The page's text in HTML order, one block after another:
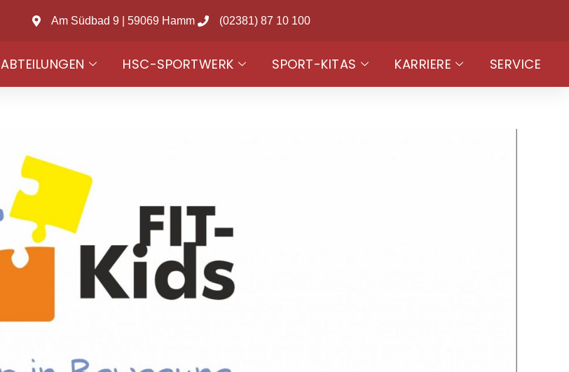
Am Südbad 9 | 59069 Hamm (02381) 87 10 100
ABTEILUNGEN HSC-SPORTWERK SPORT-KITAS KARRIERE SERVICE